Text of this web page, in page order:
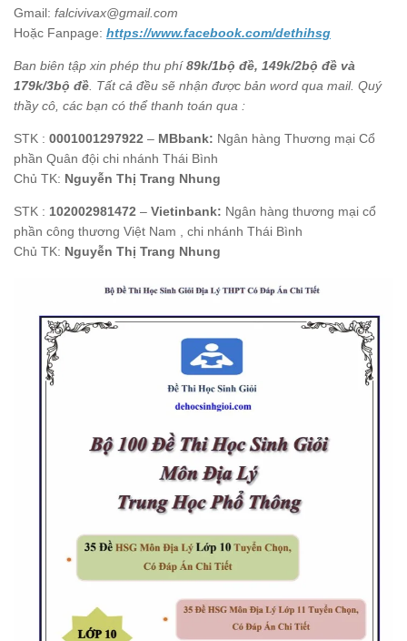
Gmail: falcivivax@gmail.com
Hoặc Fanpage: https://www.facebook.com/dethihsg
Ban biên tập xin phép thu phí89k/1bộ đề, 149k/2bộ đề và
179k/3bộ đề . Tất cả đều sẽ nhận được bản word qua mail. Quý
thầy cô, các bạn có thể thanh toán qua :
STK : 0001001297922 – MBbank: Ngân hàng Thương mại Cổ
phần Quân đội chi nhánh Thái Bình
Chủ TK: Nguyễn Thị Trang Nhung
STK : 102002981472 – Vietinbank: Ngân hàng thương mại cổ
phần công thương Việt Nam , chi nhánh Thái Bình
Chủ TK: Nguyễn Thị Trang Nhung